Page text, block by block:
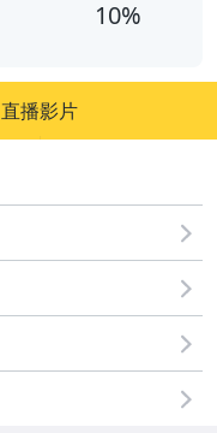
10%
直播影片